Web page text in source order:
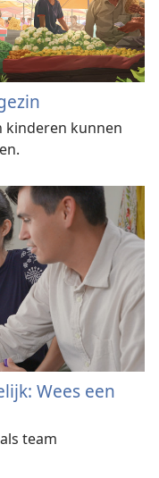
kinderen kunnen
Wees een
team